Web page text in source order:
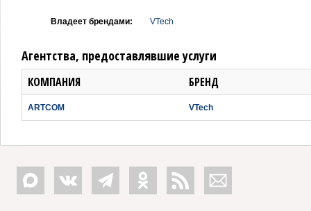
Владеет брендами: VTech
Агентства, предоставлявшие услуги
КОМПАНИЯ БРЕНД
ARTCOM VTech